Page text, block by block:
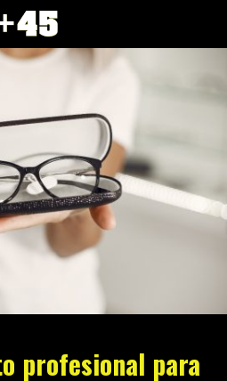
profesional para